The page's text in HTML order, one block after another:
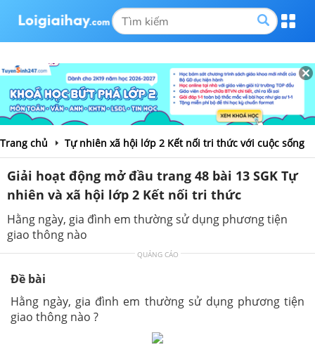
Trang chủ Tự nhiên xã hội lớp 2 Kết nối tri thức với cuộc sống
Giải hoạt động mở đầu trang 48 bài 13 SGK Tự
nhiên và xã hội lớp 2 Kết nối tri thức
Hằng ngày, gia đình em thường sử dụng phương tiện
giao thông nào
QUẢNG CÁO
Đề bài
Hằng ngày, gia đình em thường sử dụng phương tiện
giao thông nào ?